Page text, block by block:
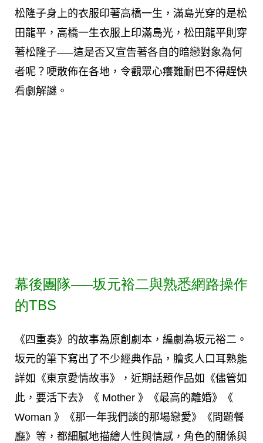
松隆子身上的衣服印著高橋一生，滿島光穿的是松
田龍平，高橋一生衣服上印滿島光，松田龍平則穿
著松隆子—–這是否又宣告著各自的暗戀對象為何
者呢？哽散佈在各地，令觀眾心癢難耐巴不得趕快
看劇解謎。
幕後團隊—–坂元裕二與熟悉網路操作
的TBS
《四重奏》的故事為原創劇本，編劇為坂元裕二。
坂元的筆下寫出了不少經典作品，膾炙人口耳熟能
詳如《東京愛情故事》，近期話題作品如《儘管如
此，要活下去》《 Mother 》《最高的離婚》《
Woman 》《那一年我們談的那場戀愛》《問題餐
廳》等，都細膩地描繪人性與情感，角色的關係與